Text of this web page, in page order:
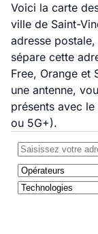
Voici la carte
ville de Saint-
adresse
sépare cette
Free, Orange et
une antenne,
présents avec
ou 5G+).